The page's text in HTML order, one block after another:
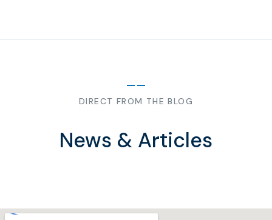
DIRECT FROM THE BLOG
News & Articles